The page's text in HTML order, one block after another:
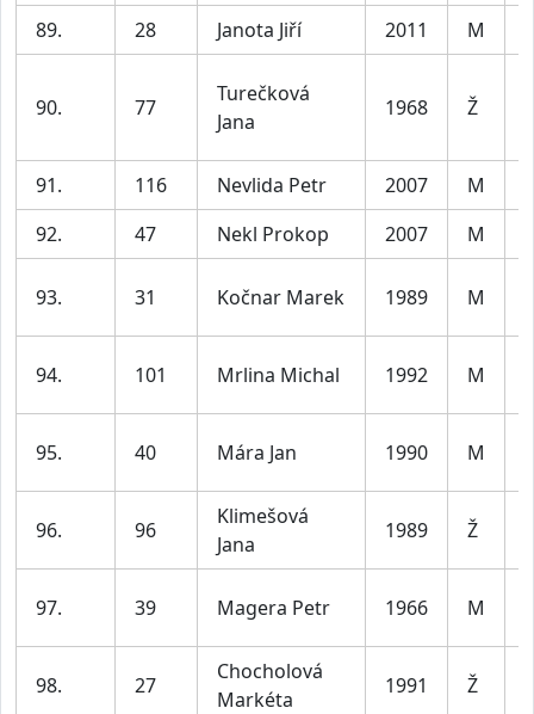
89. 28 Janota Jiří 2011 M
90. 77
Turečková
Jana
1968 Ž
91. 116 Nevlida Petr 2007 M
92.
47 Nekl Prokop 2007 M
93. 31 Kočnar Marek 1989 M
94. 101 Mrlina Michal 1992 M
95. 40 Mára Jan 1990 M
96. 96
Klimešová
Jana
1989 Ž
97. 39 Magera Petr 1966 M
98. 27
Chocholová
Markéta
1991 Ž